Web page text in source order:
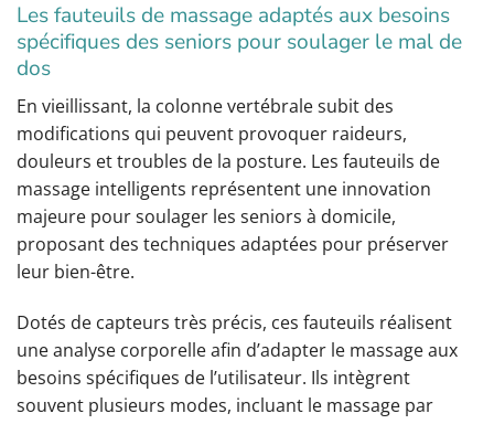
Les fauteuils de massage adaptés aux besoins
spécifiques des seniors pour soulager le mal de
dos
En vieillissant, la colonne vertébrale subit des
modifications qui peuvent provoquer raideurs,
douleurs et troubles de la posture. Les fauteuils de
massage intelligents représentent une innovation
majeure pour soulager les seniors à domicile,
proposant des techniques adaptées pour préserver
leur bien-être.
Dotés de capteurs très précis, ces fauteuils réalisent
une analyse corporelle afin d’adapter le massage aux
besoins spécifiques de l’utilisateur. Ils intègrent
souvent plusieurs modes, incluant le massage par